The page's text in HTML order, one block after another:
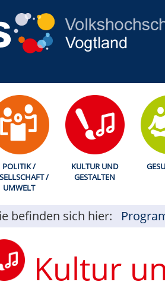
POLITIK /
/
UMWELT
KULTUR UND
GESTALTEN
befinden sich hier:
Kultur